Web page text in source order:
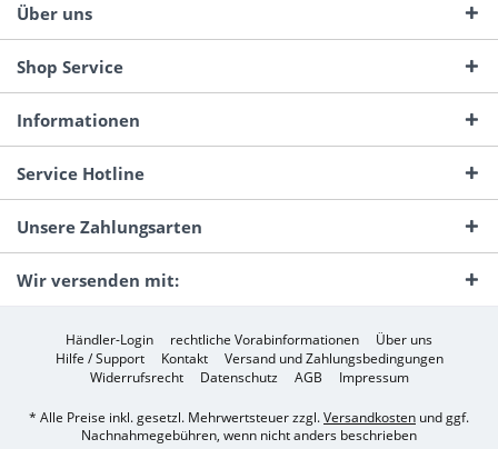
Über uns
Shop Service
Informationen
Service Hotline
Unsere Zahlungsarten
Wir versenden mit:
Händler-Login rechtliche Vorabinformationen
Über uns
Hilfe / Support
Kontakt
Versand und Zahlungsbedingungen
Widerrufsrecht
Datenschutz AGB Impressum
* Alle Preise inkl. gesetzl. Mehrwertsteuer zzgl.Versandkosten und ggf.
Nachnahmegebühren, wenn nicht anders beschrieben